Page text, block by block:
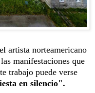
artista norteamericano
manifestaciones que
trabajo puede verse
en silencio".